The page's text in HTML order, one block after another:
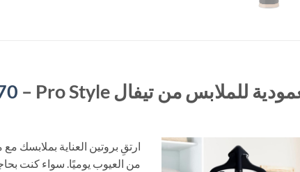
للملابس من تيفال
من العيوب يوميًا. سواء كنت